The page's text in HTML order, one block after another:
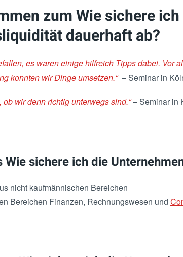
zum Wie sichere
dauerhaft ab?
es waren einige hilfreich Tipps dabei. Vor
konnten wir Dinge umsetzen.“ – Seminar in
ob wir denn richtig unterwegs sind.“– Seminar in
sichere ich die
nicht kaufmännischen Bereichen
Bereichen Finanzen, Rechnungswesen und